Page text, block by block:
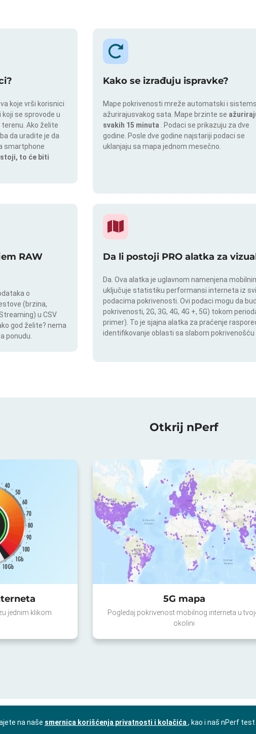
koje vrši korisnici
se sprovode u
Ako želite
da uradite je da
smartphone
to će biti
Kako se izrađuju ispravke?
Mape pokrivenosti mreže automatski i
ažurirajusvakog sata. Mape brzinte se
svakih 15 minuta
. Podaci se prikazuju za dve
godine. Posle dve godine najstariji podaci se
uklanjaju sa mapa jednom mesečno.
RAW
o
(brzina,
u CSV
god želite? nema
ponudu.
Da li postoji PRO alatka za
Da. Ova alatka je uglavnom namenjena
uključuje statistiku performansi interneta iz
podacima pokrivenosti. Ovi podaci mogu da
pokrivenosti, 2G, 3G, 4G, 4G +, 5G) tokom
primer). To je sjajna alatka za praćenje
identifikovanje oblasti sa slabom pokrivenošću
Otkrij nPerf
jednim klikom
5G mapa
Pogledaj pokrivenost mobilnog interneta u
okolini
na naše smernica korišćenja privatnosti i kolačića , kao i naš nPerf test